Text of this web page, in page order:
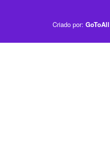
Criado por: GoToAll